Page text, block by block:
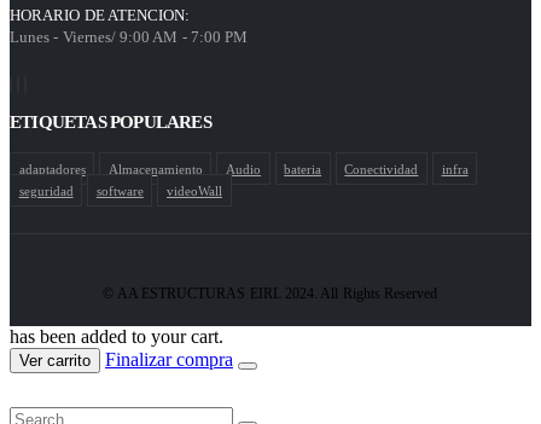
HORARIO DE ATENCION:
Lunes - Viernes/ 9:00 AM - 7:00 PM
ETIQUETAS POPULARES
adaptadores Almacenamiento Audio bateria Conectividad
infra
seguridad
software videoWall
© AA ESTRUCTURAS EIRL 2024. All Rights Reserved
has been added to your cart.
Ver carrito Finalizar compra